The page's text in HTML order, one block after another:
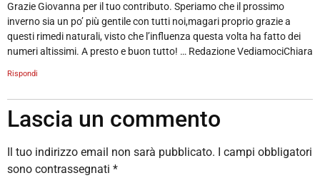
Grazie Giovanna per il tuo contributo. Speriamo che il prossimo
inverno sia un po’ più gentile con tutti noi,magari proprio grazie a
questi rimedi naturali, visto che l’influenza questa volta ha fatto dei
numeri altissimi. A presto e buon tutto! … Redazione VediamociChiara
Rispondi
Lascia un commento
Il tuo indirizzo email non sarà pubblicato. I campi obbligatori
sono contrassegnati *